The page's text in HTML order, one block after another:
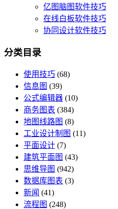
亿图脑图软件技巧
在线白板软件技巧
协同设计软件技巧
分类目录
使用技巧 (68)
信息图 (39)
公式编辑器 (10)
商务图表 (384)
地图线路图 (8)
工业设计制图 (11)
平面设计 (7)
建筑平面图 (43)
思维导图 (942)
数据库图表 (3)
新闻 (41)
流程图 (248)